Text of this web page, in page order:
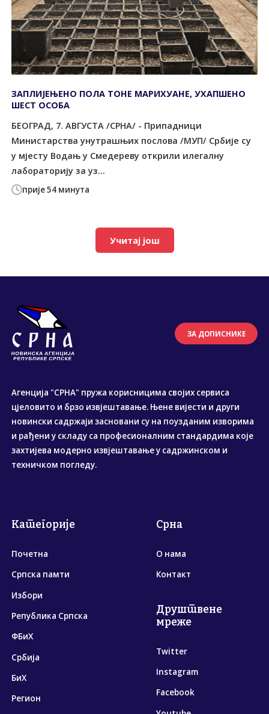
прије 54 минута
ЗАПЛИЈЕЊЕНО ПОЛА ТОНЕ МАРИХУАНЕ, УХАПШЕНО
ШЕСТ ОСОБА
БЕОГРАД, 7. АВГУСТА /СРНА/ - Припадници
Министарства унутрашњих послова /МУП/ Србије су
у мјесту Водањ у Смедереву открили илегалну
лабораторију за уз...
Учитај још
ЗА ДОПИСНИКЕ
Агенција "СРНА" пружа корисницима својих сервиса
цјеловито и брзо извјештавање. Њене вијести и други
новински садржаји засновани су на поузданим изворима
и рађени у складу са професионалним стандардима које
захтијева модерно извјештавање у садржинском и
техничком погледу.
Категорије
Почетна
Српска памти
Избори
Република Српска
ФБиХ
Србија
БиХ
Регион
Срна
О нама
Контакт
Друштвене
мреже
Twitter
Instagram
Facebook